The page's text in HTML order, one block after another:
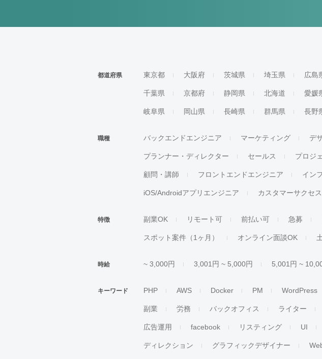
都道府県 東京都 大阪府 茨城県 埼玉県 広島
千葉県 京都府 静岡県 北海道 愛媛
岐阜県 岡山県 長崎県 群馬県 長野
職種 バックエンドエンジニア マーケティング デ
プランナー・ディレクター セールス プロジ
顧問・講師 フロントエンドエンジニア イン
iOS/Androidアプリエンジニア カスタマーサクセス
特徴 副業OK リモート可 前払い可 急募
スポット案件（1ヶ月） オンライン面談OK
時給 ~ 3,000円 3,001円 ~ 5,000円 5,001円 ~
キーワード PHP AWS Docker PM WordPress
副業 労務 バックオフィス ライター
広告運用 facebook リスティング UI
ディレクション グラフィックデザイナー